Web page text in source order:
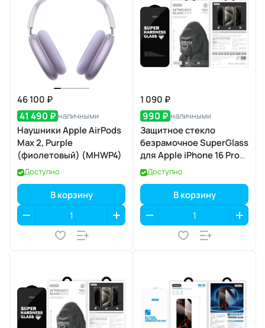
46 100 ₽
41 490 ₽ наличными
Наушники Apple AirPods
Max 2, Purple
(фиолетовый) (MHWP4)
Доступно
В корзину
1 090 ₽
990 ₽ наличными
Защитное стекло
безрамочное SuperGlass
для Apple iPhone 16 Pro
Max / 17 Pro Max
Доступно
В корзину